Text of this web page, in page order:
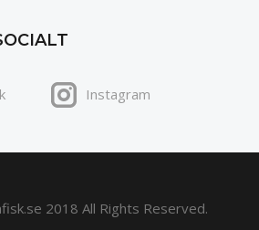
Instagram
2018 All Rights Reserved.